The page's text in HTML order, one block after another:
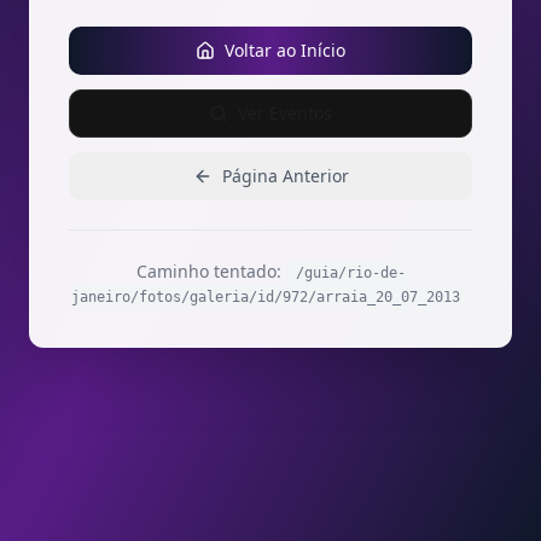
Voltar ao Início
Página Anterior
Caminho tentado:
/guia/rio-de-
janeiro/fotos/galeria/id/972/arraia_20_07_2013